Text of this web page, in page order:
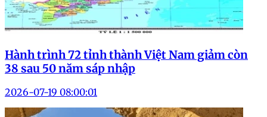
Hành trình 72 tỉnh thành Việt Nam giảm còn
38 sau 50 năm sáp nhập
2026-07-19 08:00:01